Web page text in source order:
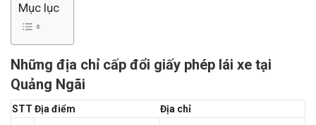
Mục lục
Những địa chỉ cấp đổi giấy phép lái xe tại
Quảng Ngãi
STT Địa điểm Địa chỉ